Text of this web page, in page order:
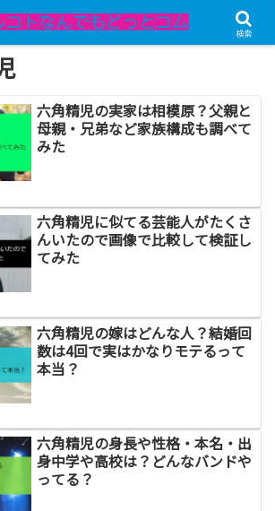
六角精児の実家は相模原？父親と
母親・兄弟など家族構成も調べて
みた
六角精児に似てる芸能人がたくさ
んいたので画像で比較して検証し
てみた
六角精児の嫁はどんな人？結婚回
数は4回で実はかなりモテるって
本当？
六角精児の身長や性格・本名・出
身中学や高校は？どんなバンドや
ってる？
検索